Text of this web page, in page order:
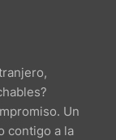
Un
contigo a la